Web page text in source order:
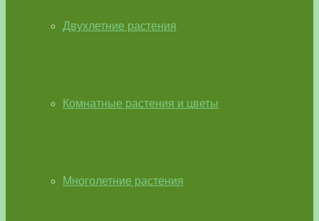
Двухлетние растения
Комнатные растения и цветы
Многолетние растения